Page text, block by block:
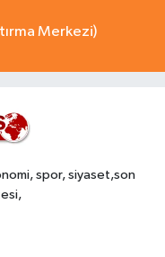
RAM (Rehberlik Araştırma Merkezi)
spor, siyaset,son